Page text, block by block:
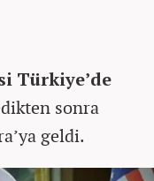
Türkiye’de
sonra
geldi.